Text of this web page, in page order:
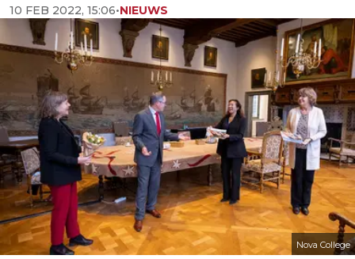
10 FEB 2022, 15:06•NIEUWS
Nova College